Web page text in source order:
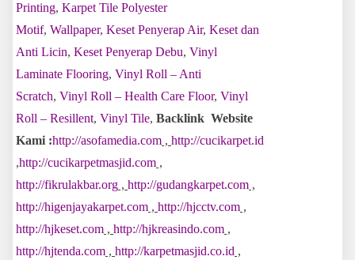
Printing, Karpet Tile Polyester
Motif, Wallpaper, Keset Penyerap Air, Keset dan
Anti Licin, Keset Penyerap Debu, Vinyl
Laminate Flooring, Vinyl Roll – Anti
Scratch, Vinyl Roll – Health Care Floor, Vinyl
Roll – Resillent, Vinyl Tile, Backlink Website
Kami :http://asofamedia.com , http://cucikarpet.id
,http://cucikarpetmasjid.com ,
http://fikrulakbar.org , http://gudangkarpet.com ,
http://higenjayakarpet.com , http://hjcctv.com ,
http://hjkeset.com , http://hjkreasindo.com ,
http://hjtenda.com , http://karpetmasjid.co.id ,